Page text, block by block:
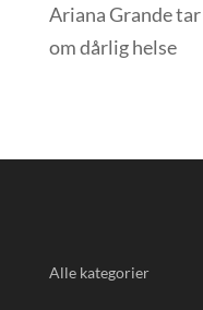
Ariana Grande
om dårlig helse
Alle kategorier